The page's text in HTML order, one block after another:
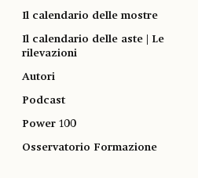
Il calendario delle mostre
Il calendario delle aste | Le
rilevazioni
Autori
Podcast
Power 100
Osservatorio Formazione